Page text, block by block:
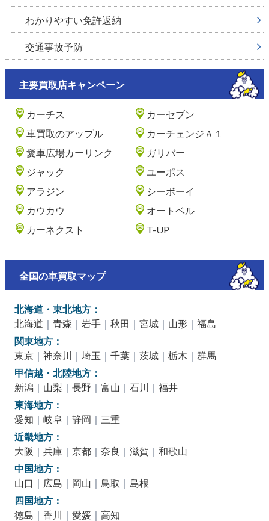
わかりやすい免許返納
交通事故予防
主要買取店キャンペーン
カーチス
カーセブン
車買取のアップル
カーチェンジＡ１
愛車広場カーリンク
ガリバー
ジャック
ユーポス
アラジン
シーボーイ
カウカウ
オートベル
カーネクスト
T-UP
全国の車買取マップ
北海道・東北地方：
北海道 ｜ 青森 ｜ 岩手｜ 秋田 ｜ 宮城｜ 山形｜ 福島
関東地方：
東京｜ 神奈川 ｜ 埼玉 ｜ 千葉｜ 茨城｜ 栃木 ｜ 群馬
甲信越・北陸地方：
新潟 ｜ 山梨 ｜ 長野 ｜ 富山 ｜ 石川 ｜ 福井
東海地方：
愛知 ｜ 岐阜｜ 静岡 ｜ 三重
近畿地方：
大阪 ｜ 兵庫｜ 京都｜ 奈良 ｜ 滋賀 ｜ 和歌山
中国地方：
山口 ｜ 広島 ｜ 岡山 ｜ 鳥取 ｜ 島根
四国地方：
徳島 ｜ 香川 ｜ 愛媛｜ 高知